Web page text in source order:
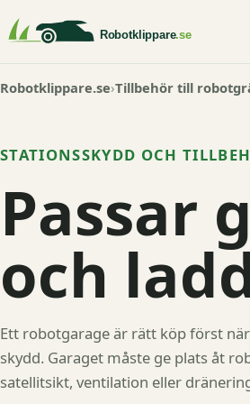
Robotklippare.se Tillbehör till
STATIONSSKYDD OCH
Passar
och
Ett robotgarage är rätt köp först
skydd. Garaget måste ge plats åt
satellitsikt, ventilation eller